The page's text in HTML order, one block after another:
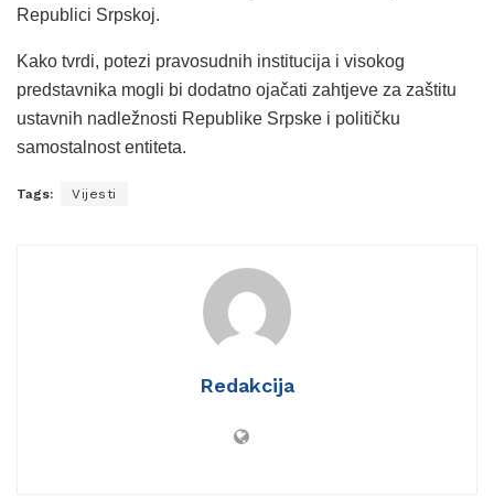
Republici Srpskoj.
Kako tvrdi, potezi pravosudnih institucija i visokog
predstavnika mogli bi dodatno ojačati zahtjeve za zaštitu
ustavnih nadležnosti Republike Srpske i političku
samostalnost entiteta.
Tags: Vijesti
Redakcija